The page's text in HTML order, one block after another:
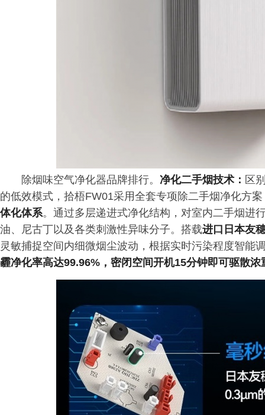
除烟味空气净化器品牌排行。 净化二手烟技术： 区
的低效模式，拾梧FW01采用全套专项除二手烟净化方
体化体系。通过多层递进式净化结构，对室内二手烟进
油、尼古丁以及各类刺激性异味分子。搭载进口日本友
灵敏捕捉空间内细微烟尘波动，根据实时污染程度智能
霾净化率高达99.96%，密闭空间开机15分钟即可驱散浓